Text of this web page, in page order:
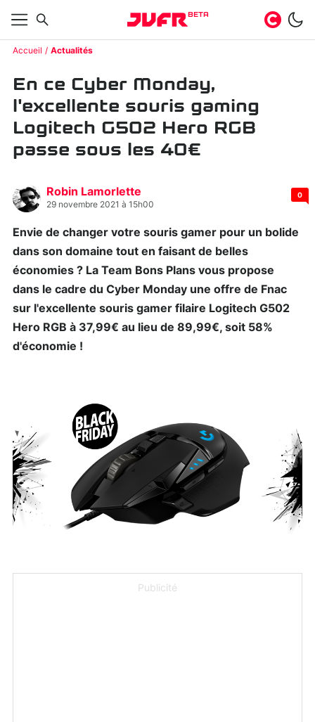
BETA
Accueil Actualités
En ce Cyber Monday,
l'excellente souris gaming
Logitech G502 Hero RGB
passe sous les 40€
Robin Lamorlette
29 novembre 2021 à 15h00
0
Envie de changer votre souris gamer pour un bolide
dans son domaine tout en faisant de belles
économies ? La Team Bons Plans vous propose
dans le cadre du Cyber Monday une offre de Fnac
sur l'excellente souris gamer filaire Logitech G502
Hero RGB à 37,99€ au lieu de 89,99€, soit 58%
d'économie !
Publicité